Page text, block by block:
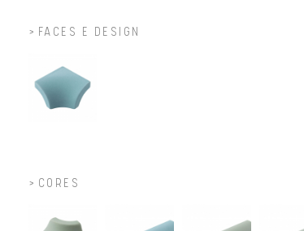
FACES E DESIGN
CORES